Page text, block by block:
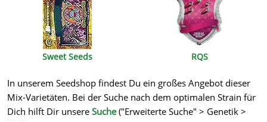
Sweet Seeds RQS
In unserem Seedshop findest Du ein großes Angebot dieser
Mix-Varietäten. Bei der Suche nach dem optimalen Strain für
Dich hilft Dir unsere Suche("Erweiterte Suche" > Genetik >